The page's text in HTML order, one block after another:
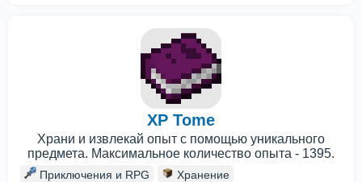
XP Tome
Храни и извлекай опыт с помощью уникального
предмета. Максимальное количество опыта - 1395.
Приключения и RPG Хранение